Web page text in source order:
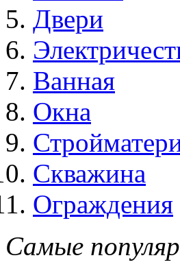
Двери
Ванная
Окна
Скважина
Ограждения
Самые